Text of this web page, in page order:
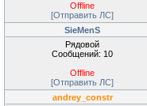
Offline
[Отправить ЛС]
SieMenS
Рядовой
Сообщений: 10
Offline
[Отправить ЛС]
andrey_constr